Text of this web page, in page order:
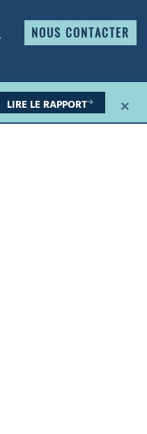
NOUS CONTACTER
LIRE LE RAPPORT ×